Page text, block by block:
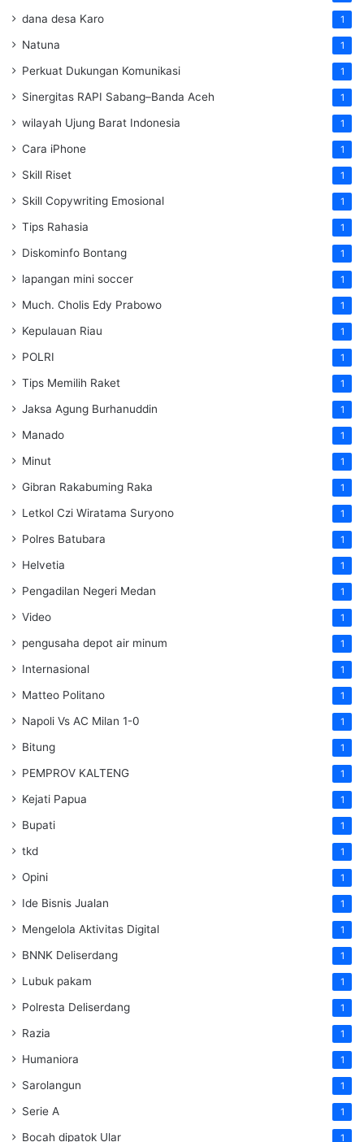
dana desa Karo 1
Natuna 1
Perkuat Dukungan Komunikasi 1
Sinergitas RAPI Sabang–Banda Aceh 1
wilayah Ujung Barat Indonesia 1
Cara iPhone 1
Skill Riset 1
Skill Copywriting Emosional 1
Tips Rahasia 1
Diskominfo Bontang 1
lapangan mini soccer 1
Much. Cholis Edy Prabowo 1
Kepulauan Riau 1
POLRI 1
Tips Memilih Raket 1
Jaksa Agung Burhanuddin 1
Manado 1
Minut 1
Gibran Rakabuming Raka 1
Letkol Czi Wiratama Suryono 1
Polres Batubara 1
Helvetia 1
Pengadilan Negeri Medan 1
Video 1
pengusaha depot air minum 1
Internasional 1
Matteo Politano 1
Napoli Vs AC Milan 1-0 1
Bitung 1
PEMPROV KALTENG 1
Kejati Papua 1
Bupati 1
tkd 1
Opini 1
Ide Bisnis Jualan 1
Mengelola Aktivitas Digital 1
BNNK Deliserdang 1
Lubuk pakam 1
Polresta Deliserdang 1
Razia 1
Humaniora 1
Sarolangun 1
Serie A 1
Bocah dipatok Ular 1